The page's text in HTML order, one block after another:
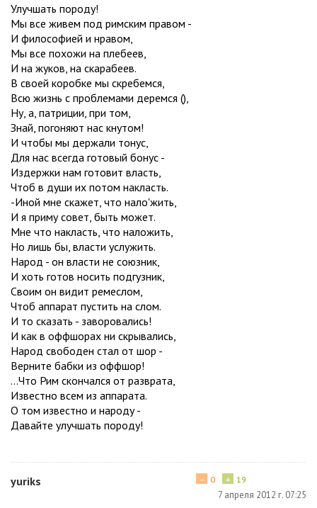
Улучшать породу!
Мы все живем под римским правом -
И философией и нравом,
Мы все похожи на плебеев,
И на жуков, на скарабеев.
В своей коробке мы скребемся,
Всю жизнь с проблемами деремся (),
Ну, а, патриции, при том,
Знай, погоняют нас кнутом!
И чтобы мы держали тонус,
Для нас всегда готовый бонус -
Издержки нам готовит власть,
Чтоб в души их потом накласть.
-Иной мне скажет, что нало'жить,
И я приму совет, быть может.
Мне что накласть, что наложить,
Но лишь бы, власти услужить.
Народ - он власти не союзник,
И хоть готов носить подгузник,
Своим он видит ремеслом,
Чтоб аппарат пустить на слом.
И то сказать - заворовались!
И как в оффшорах ни скрывались,
Народ свободен стал от шор -
Верните бабки из оффшор!
...Что Рим скончался от разврата,
Известно всем из аппарата.
О том известно и народу -
Давайте улучшать породу!
yuriks + 19
− 0
7 апреля 2012 г. 07:25